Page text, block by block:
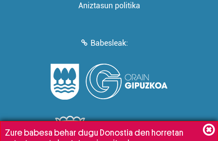
Aniztasun politika
Babesleak:
Zure babesa behar dugu Donostia den horretan